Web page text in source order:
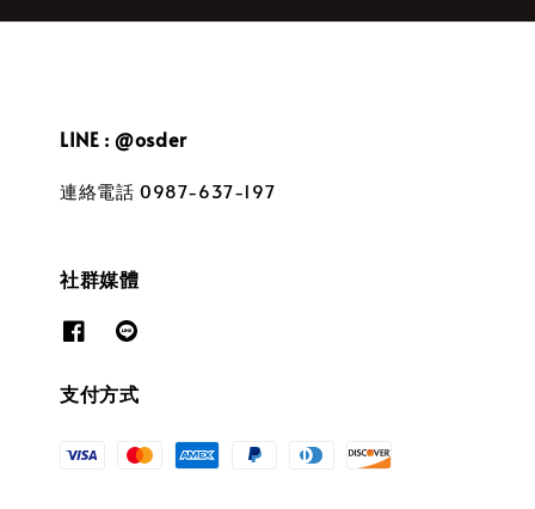
LINE : @osder
連絡電話 0987-637-197
社群媒體
支付方式